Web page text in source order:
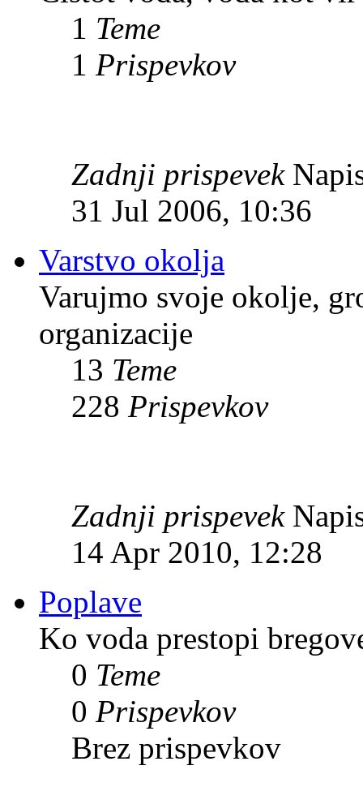
1 Teme
1 Prispevkov
Zadnji prispevek
31 Jul 2006, 10:36
Varstvo okolja
Varujmo svoje okolje,
organizacije
13 Teme
228 Prispevkov
Zadnji prispevek
14 Apr 2010, 12:28
Poplave
Ko voda prestopi
0 Teme
0 Prispevkov
Brez prispevkov